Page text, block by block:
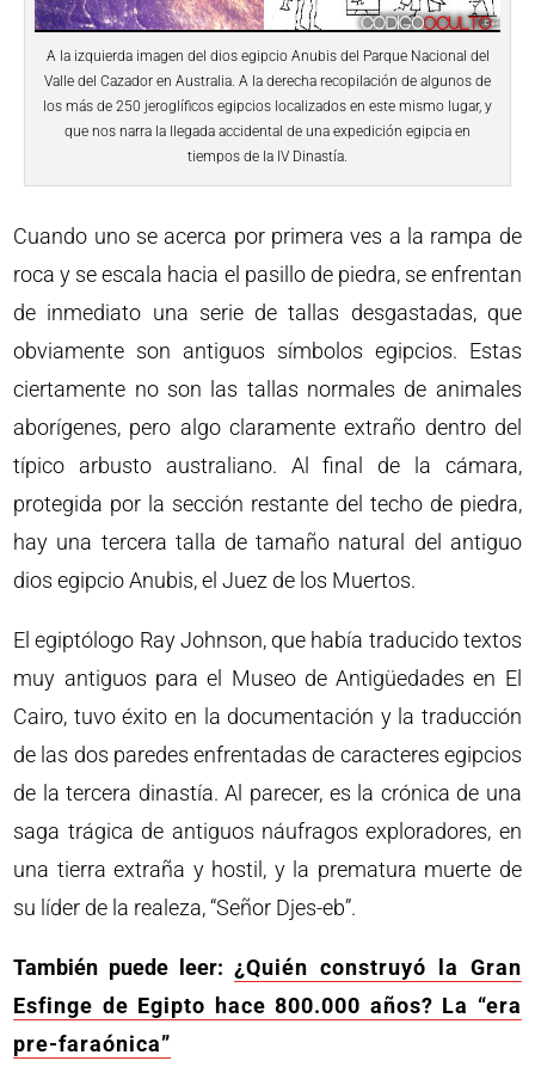
A la izquierda imagen del dios egipcio Anubis del Parque Nacional del
Valle del Cazador en Australia. A la derecha recopilación de algunos de
los más de 250 jeroglíficos egipcios localizados en este mismo lugar, y
que nos narra la llegada accidental de una expedición egipcia en
tiempos de la IV Dinastía.
Cuando uno se acerca por primera ves a la rampa de
roca y se escala hacia el pasillo de piedra, se enfrentan
de inmediato una serie de tallas desgastadas, que
obviamente son antiguos símbolos egipcios. Estas
ciertamente no son las tallas normales de animales
aborígenes, pero algo claramente extraño dentro del
típico arbusto australiano. Al final de la cámara,
protegida por la sección restante del techo de piedra,
hay una tercera talla de tamaño natural del antiguo
dios egipcio Anubis, el Juez de los Muertos.
El egiptólogo Ray Johnson, que había traducido textos
muy antiguos para el Museo de Antigüedades en El
Cairo, tuvo éxito en la documentación y la traducción
de las dos paredes enfrentadas de caracteres egipcios
de la tercera dinastía. Al parecer, es la crónica de una
saga trágica de antiguos náufragos exploradores, en
una tierra extraña y hostil, y la prematura muerte de
su líder de la realeza, “Señor Djes-eb”.
También puede leer: ¿Quién construyó la Gran
Esfinge de Egipto hace 800.000 años? La “era
pre-faraónica”